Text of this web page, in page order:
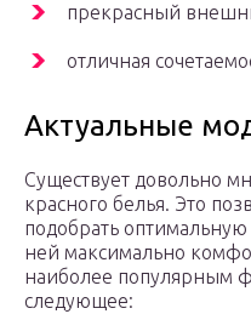
прекрасный
отличная
Актуальные
Существует довольно
красного белья. Это
подобрать оптимальную
ней максимально
наиболее популярным
следующее: